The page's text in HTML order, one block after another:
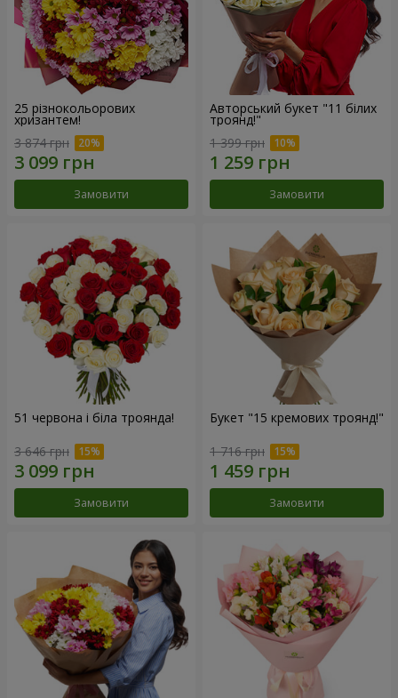
25 різнокольорових
хризантем!
3 874 грн
Замовити
Авторський букет "11 білих
троянд!"
1 399 грн
Замовити
51 червона і біла троянда!
3 646 грн
Замовити
Букет "15 кремових троянд!"
1 716 грн
Замовити